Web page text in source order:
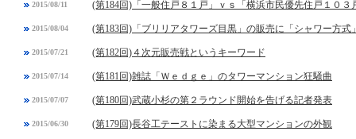
2015/08/11 (第184回)「一般住戸８１戸」ｖｓ「横浜市民優先住戸１０３
2015/08/04 (第183回)「ブリリアタワーズ目黒」の販売に「シャワー方式
2015/07/21 (第182回)４次元販売戦というキーワード
2015/07/14 (第181回)雑誌「Ｗｅｄｇｅ」のタワーマンション狂騒曲
2015/07/07 (第180回)武蔵小杉の第２ラウンド開始を告げる記者発表
2015/06/30 (第179回)長谷工テーストに染まる大型マンションの外観